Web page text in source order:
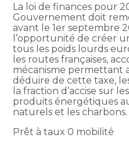
La loi de finances pour
Gouvernement doit
avant le 1er septembre
l’opportunité de créer
tous les poids lourds
les routes françaises,
mécanisme permettant
déduire de cette taxe,
la fraction d’accise sur
produits énergétiques
naturels et les charbons.
Prêt à taux 0 mobilité